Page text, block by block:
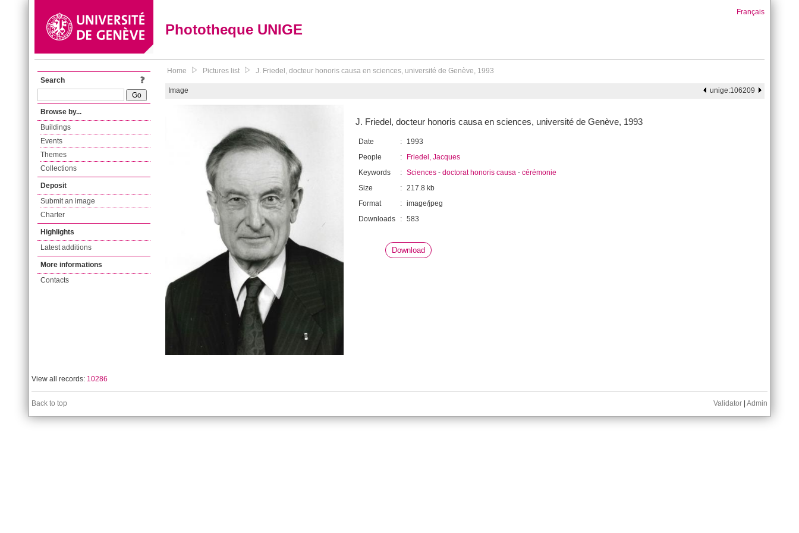
Phototheque UNIGE
Français
Search
Browse by...
Buildings
Events
Themes
Collections
Deposit
Submit an image
Charter
Highlights
Latest additions
More informations
Contacts
Home Pictures list J. Friedel, docteur honoris causa en sciences, université de Genève, 1993
Image unige:106209
J. Friedel, docteur honoris causa en sciences, université de Genève, 1993
Date :
1993
People
:
Friedel, Jacques
Keywords
: Sciences - doctorat honoris causa - cérémonie
Size
: 217.8 kb
Format
: image/jpeg
Downloads
: 583
Download
View all records: 10286
Back to top Validator Admin